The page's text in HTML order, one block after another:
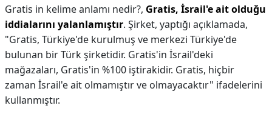
Gratis in kelime anlamı nedir?, Gratis, İsrail'e ait olduğu
iddialarını yalanlamıştır. Şirket, yaptığı açıklamada,
"Gratis, Türkiye'de kurulmuş ve merkezi Türkiye'de
bulunan bir Türk şirketidir. Gratis'in İsrail'deki
mağazaları, Gratis'in %100 iştirakidir. Gratis, hiçbir
zaman İsrail'e ait olmamıştır ve olmayacaktır" ifadelerini
kullanmıştır.